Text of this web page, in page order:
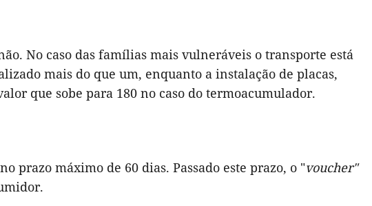
No caso das famílias mais vulneráveis o transporte está
mais do que um, enquanto a instalação de placas,
que sobe para 180 no caso do termoacumulador.
prazo máximo de 60 dias. Passado este prazo, o "voucher"